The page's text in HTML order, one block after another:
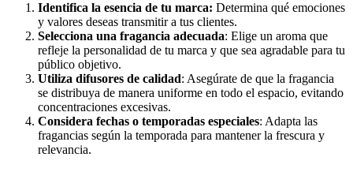
Identifica la esencia de tu marca: Determina qué emociones
y valores deseas transmitir a tus clientes.
Selecciona una fragancia adecuada: Elige un aroma que
refleje la personalidad de tu marca y que sea agradable para tu
público objetivo.
Utiliza difusores de calidad: Asegúrate de que la fragancia
se distribuya de manera uniforme en todo el espacio, evitando
concentraciones excesivas.
Considera fechas o temporadas especiales: Adapta las
fragancias según la temporada para mantener la frescura y
relevancia.